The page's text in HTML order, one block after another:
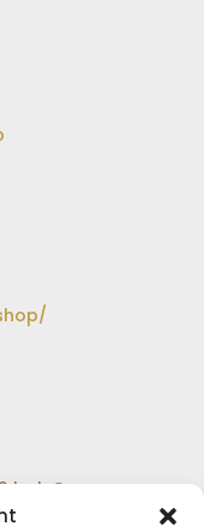
bak Coop